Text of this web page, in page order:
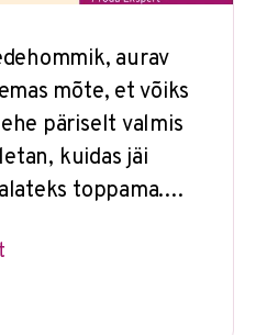
aurav
mõte, et võiks
päriselt valmis
kuidas jäi
toppama.…